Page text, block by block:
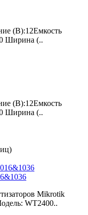
(В):12Емкость
Ширина (..
(В):12Емкость
Ширина (..
Mikrotik
WT2400..